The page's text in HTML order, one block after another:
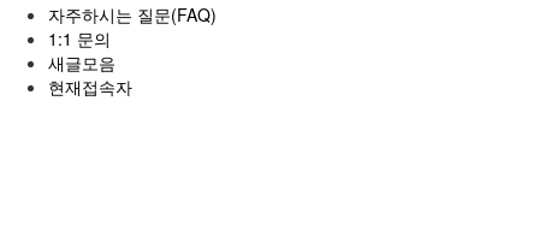
자주하시는 질문(FAQ)
1:1 문의
새글모음
현재접속자